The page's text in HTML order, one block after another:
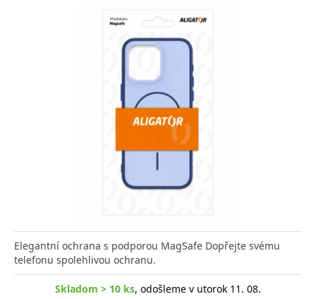
Elegantní ochrana s podporou MagSafe Dopřejte svému
telefonu spolehlivou ochranu.
Skladom > 10 ks, odošleme v utorok 11. 08.